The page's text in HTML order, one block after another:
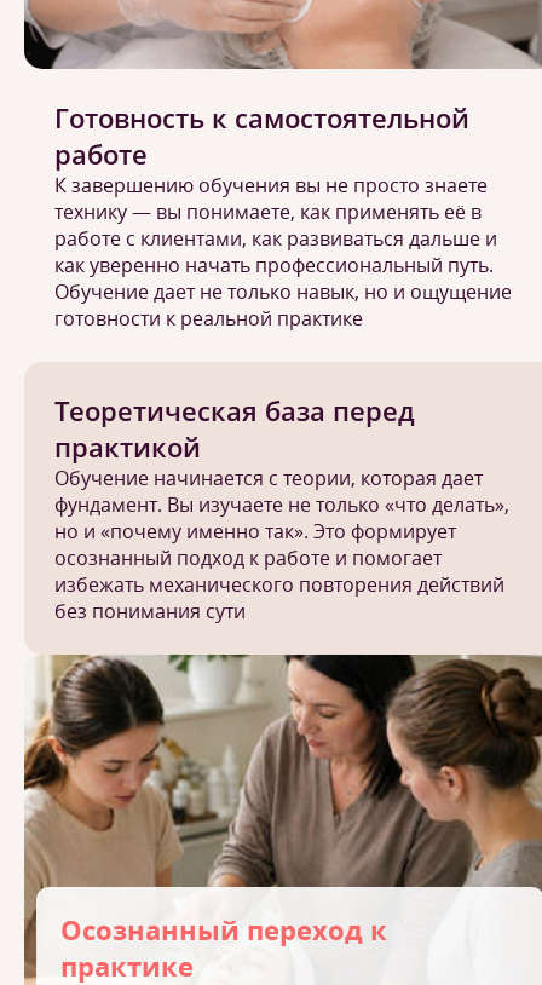
Теоретическая база перед
практикой
Обучение начинается с теории, которая дает
фундамент. Вы изучаете не только «что делать»,
но и «почему именно так». Это формирует
осознанный подход к работе и помогает
избежать механического повторения действий
без понимания сути
Осознанный переход к
практике
Готовность к самостоятельной
работе
К завершению обучения вы не просто знаете
технику — вы понимаете, как применять её в
работе с клиентами, как развиваться дальше и
как уверенно начать профессиональный путь.
Обучение дает не только навык, но и ощущение
готовности к реальной практике